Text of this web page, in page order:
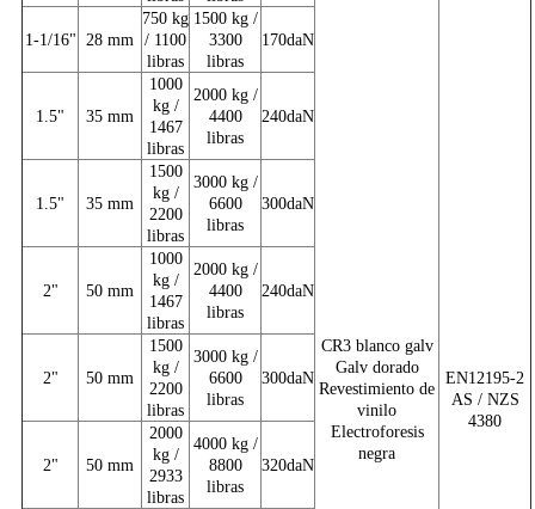
CR3 blanco galv
Galv dorado
Revestimiento de
vinilo
Electroforesis
negra
EN12195-2
AS / NZS
4380
1-1/16" 28 mm
750 kg
/ 1100
libras
1500 kg /
3300
libras
170daN
1.5" 35 mm
1000
kg /
1467
libras
2000 kg /
4400
libras
240daN
1.5" 35 mm
1500
kg /
2200
libras
3000 kg /
6600
libras
300daN
2" 50 mm
1000
kg /
1467
libras
2000 kg /
4400
libras
240daN
2" 50 mm
1500
kg /
2200
libras
3000 kg /
6600
libras
300daN
2" 50 mm
2000
kg /
2933
libras
4000 kg /
8800
libras
320daN